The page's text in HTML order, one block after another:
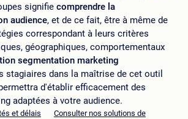
signifie comprendre la
audience, et de ce fait, être à même de
correspondant à leurs critères
géographiques, comportementaux
segmentation marketing
stagiaires dans la maîtrise de cet outil
d'établir efficacement des
adaptées à votre audience.
et délais
Consulter nos solutions de